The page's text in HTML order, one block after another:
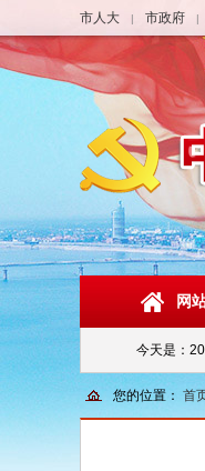
市人大 | 市政府 |
网
今天是：
您的位置： 首